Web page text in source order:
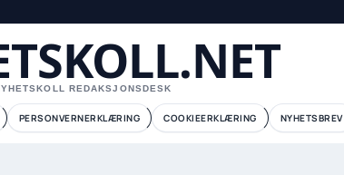
REDAKSJONSDESK
PERSONVERNERKLÆRING COOKIEERKLÆRING NYHETSBREV